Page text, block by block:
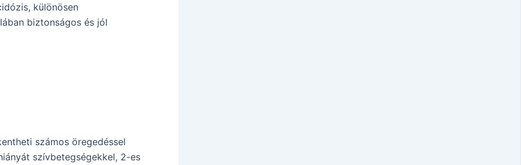
különösen
biztonságos és jól
számos öregedéssel
szívbetegségekkel, 2-es